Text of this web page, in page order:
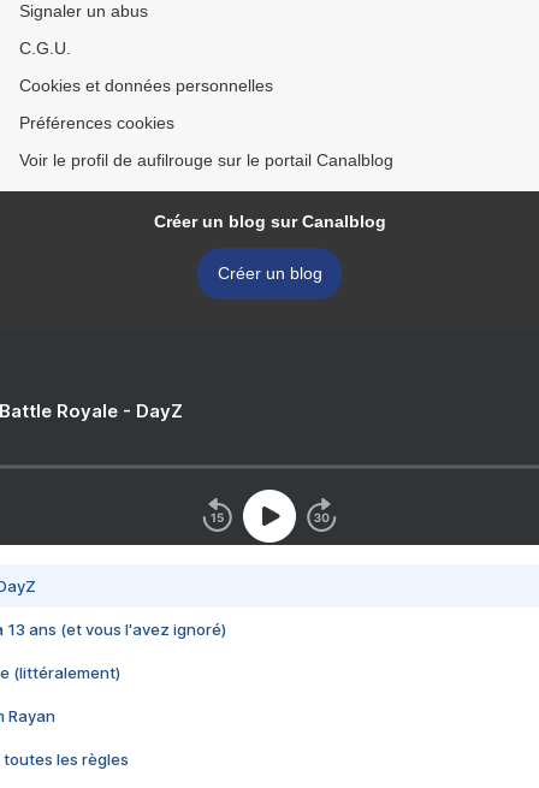
Signaler un abus
C.G.U.
Cookies et données personnelles
Préférences cookies
Voir le profil de aufilrouge sur le portail Canalblog
Créer un blog sur Canalblog
Créer un blog
Royale - DayZ
13 ans (et vous l'avez ignoré)
(littéralement)
Rayan
toutes les règles